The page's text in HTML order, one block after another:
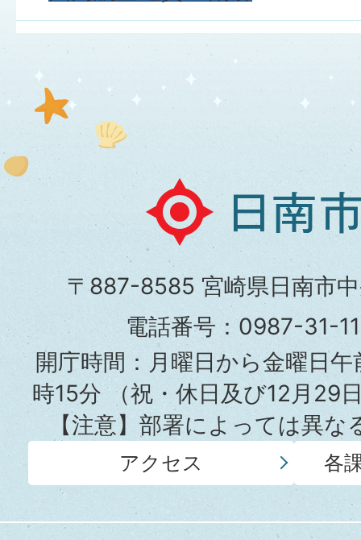
日
南
市
役
所
〒887-8585 宮崎県日南市
電話番号：0987-31-
開庁時間：月曜日から金曜日
時15分（祝・休日及び12月29
【注意】部署によっては異
アクセス 各